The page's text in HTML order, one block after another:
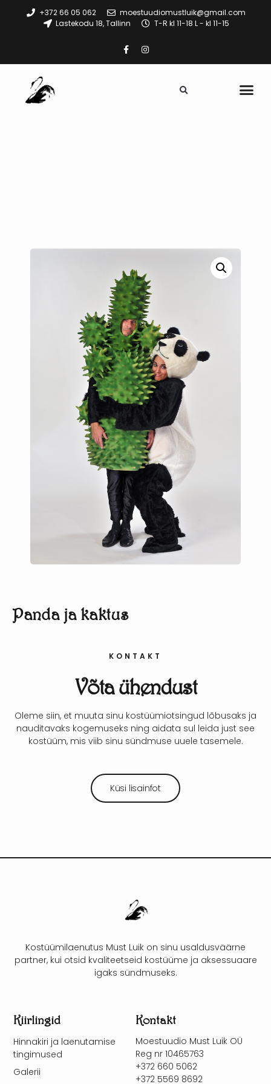
+372 66 05 062
moestuudiomustluik@gmail.com
Lastekodu 18, Tallinn
T-R kl 11-18 L - kl 11-15
Panda ja kaktus
KONTAKT
Võta ühendust
Oleme siin, et muuta sinu kostüümiotsingud lõbusaks ja
nauditavaks kogemuseks ning aidata sul leida just see
kostüüm, mis viib sinu sündmuse uuele tasemele.
Küsi lisainfot
Kostüümilaenutus Must Luik on sinu usaldusväärne
partner, kui otsid kvaliteetseid kostüüme ja aksessuaare
igaks sündmuseks.
Kiirlingid
Hinnakiri ja laenutamise
tingimused
Galerii
Kontakt
Moestuudio Must Luik OÜ
Reg nr 10465763
+372 660 5062
+372 5569 8692